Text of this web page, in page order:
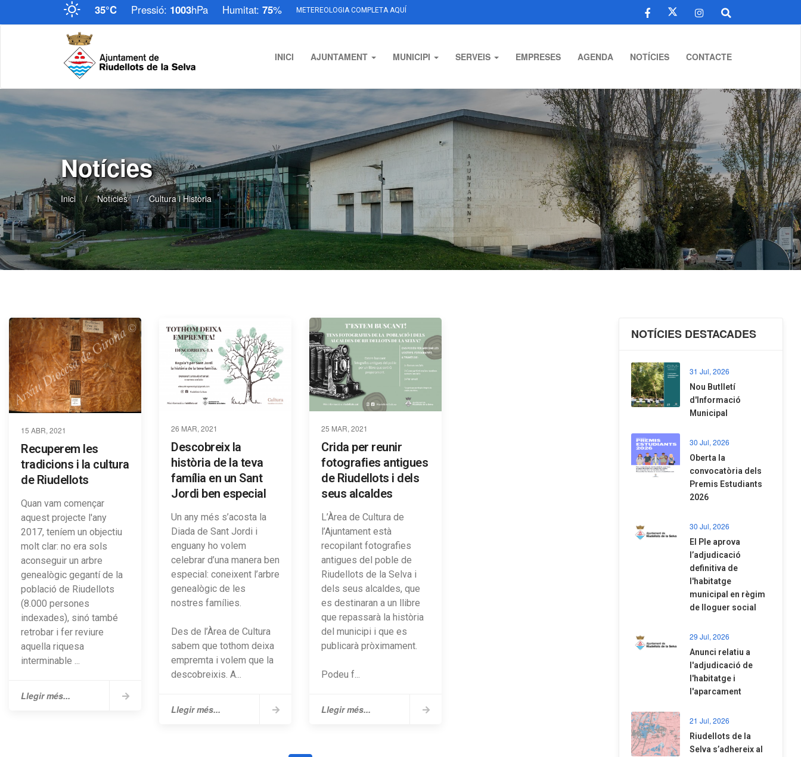
35°C Pressió: 1003hPa Humitat: 75% METEREOLOGIA COMPLETA AQUÍ
INICI AJUNTAMENT MUNICIPI SERVEIS EMPRESES AGENDA NOTÍCIES CONTACTE
Notícies
Inici Notícies Cultura i Història
15 ABR, 2021
Recuperem les
tradicions i la cultura
de Riudellots
Quan vam començar
aquest projecte l'any
2017, teníem un objectiu
molt clar: no era sols
aconseguir un arbre
genealògic gegantí de la
població de Riudellots
(8.000 persones
indexades), sinó també
retrobar i fer reviure
aquella riquesa
interminable ...
Llegir més...
26 MAR, 2021
Descobreix la
història de la teva
família en un Sant
Jordi ben especial
Un any més s’acosta la
Diada de Sant Jordi i
enguany ho volem
celebrar d’una manera ben
especial: coneixent l’arbre
genealògic de les
nostres famílies.
Des de l’Àrea de Cultura
sabem que tothom deixa
empremta i volem que la
descobreixis. A...
Llegir més...
25 MAR, 2021
Crida per reunir
fotografies antigues
de Riudellots i dels
seus alcaldes
L’Àrea de Cultura de
l’Ajuntament està
recopilant fotografies
antigues del poble de
Riudellots de la Selva i
dels seus alcaldes, que
es destinaran a un llibre
que repassarà la història
del municipi i que es
publicarà pròximament.
Podeu f...
Llegir més...
NOTÍCIES DESTACADES
31 Jul, 2026
Nou Butlletí
d'Informació
Municipal
30 Jul, 2026
Oberta la
convocatòria dels
Premis Estudiants
2026
30 Jul, 2026
El Ple aprova
l’adjudicació
definitiva de
l'habitatge
municipal en règim
de lloguer social
29 Jul, 2026
Anunci relatiu a
l'adjudicació de
l'habitatge i
l'aparcament
21 Jul, 2026
Riudellots de la
Selva s’adhereix al